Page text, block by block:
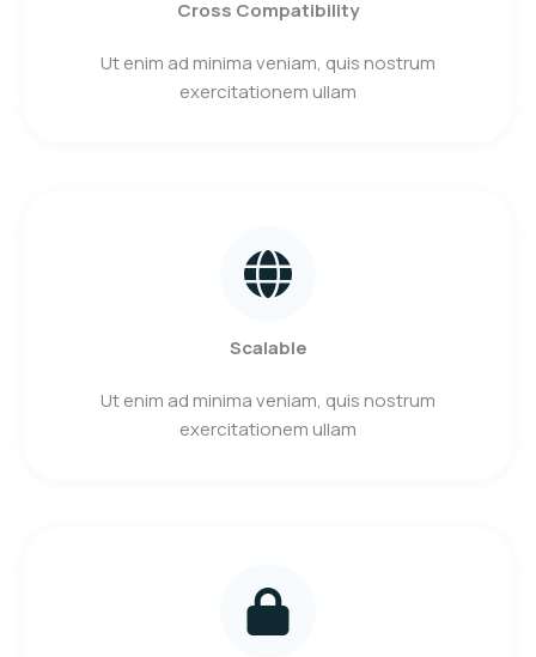
Cross Compatibility
Ut enim ad minima veniam, quis nostrum
exercitationem ullam
Scalable
Ut enim ad minima veniam, quis nostrum
exercitationem ullam